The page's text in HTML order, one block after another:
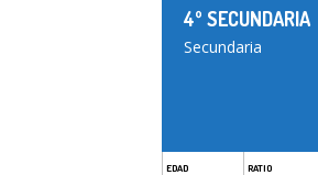
4º SECUNDARIA
Secundaria
EDAD RATIO